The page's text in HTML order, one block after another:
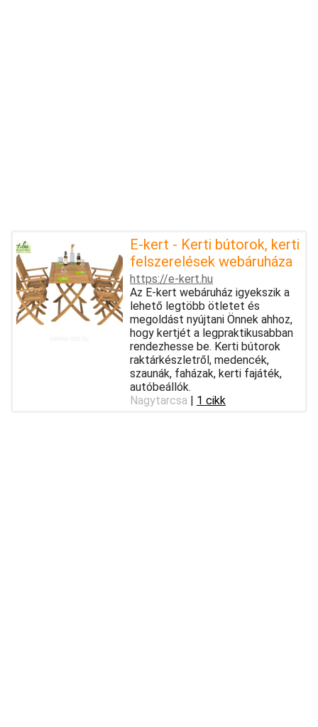
E-kert - Kerti bútorok, kerti
felszerelések webáruháza
https://e-kert.hu
Az E-kert webáruház igyekszik a
lehető legtöbb ötletet és
megoldást nyújtani Önnek ahhoz,
hogy kertjét a legpraktikusabban
rendezhesse be. Kerti bútorok
raktárkészletről, medencék,
szaunák, faházak, kerti fajáték,
autóbeállók.
Nagytarcsa | 1 cikk